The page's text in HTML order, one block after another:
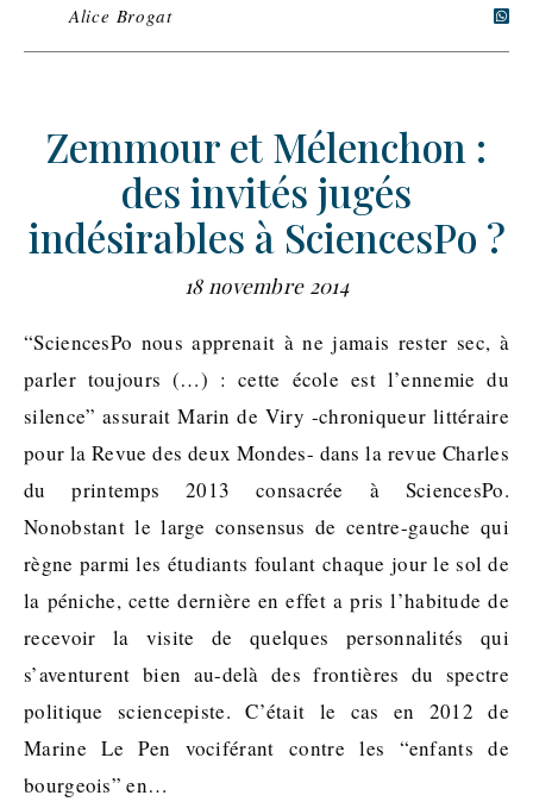
Alice Brogat
Zemmour et Mélenchon :
des invités jugés
indésirables à SciencesPo ?
18 novembre 2014
“SciencesPo nous apprenait à ne jamais rester sec, à
parler toujours (…) : cette école est l’ennemie du
silence” assurait Marin de Viry -chroniqueur littéraire
pour la Revue des deux Mondes- dans la revue Charles
du printemps 2013 consacrée à SciencesPo.
Nonobstant le large consensus de centre-gauche qui
règne parmi les étudiants foulant chaque jour le sol de
la péniche, cette dernière en effet a pris l’habitude de
recevoir la visite de quelques personnalités qui
s’aventurent bien au-delà des frontières du spectre
politique sciencepiste. C’était le cas en 2012 de
Marine Le Pen vociférant contre les “enfants de
bourgeois” en…